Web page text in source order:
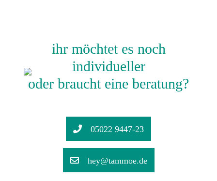
ihr möchtet es noch
individueller
oder braucht eine beratung?
05022 9447-23
hey@tammoe.de